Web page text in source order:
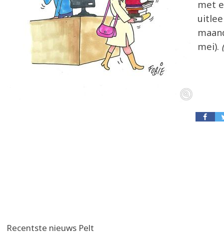
met
mei).
Recentste nieuws Pelt